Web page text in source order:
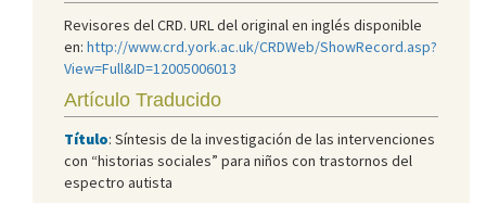
Revisores del CRD. URL del original en inglés disponible
en: http://www.crd.york.ac.uk/CRDWeb/ShowRecord.asp?
View=Full&ID=12005006013
Artículo Traducido
Título: Síntesis de la investigación de las intervenciones
con “historias sociales” para niños con trastornos del
espectro autista